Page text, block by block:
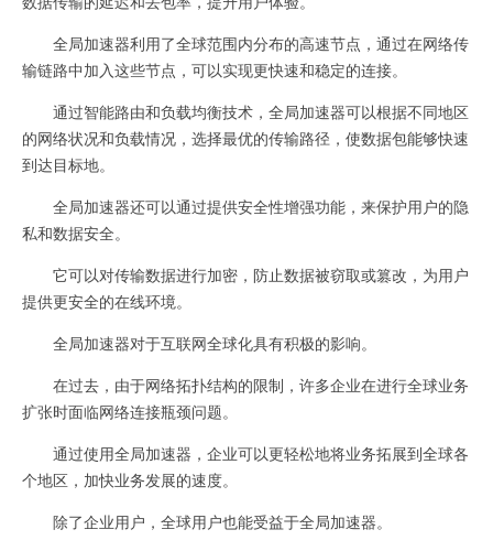
全局加速器利用了全球范围内分布的高速节点，通过在网络传
输链路中加入这些节点，可以实现更快速和稳定的连接。
通过智能路由和负载均衡技术，全局加速器可以根据不同地区
的网络状况和负载情况，选择最优的传输路径，使数据包能够快速
到达目标地。
全局加速器还可以通过提供安全性增强功能，来保护用户的隐
私和数据安全。
它可以对传输数据进行加密，防止数据被窃取或篡改，为用户
提供更安全的在线环境。
全局加速器对于互联网全球化具有积极的影响。
在过去，由于网络拓扑结构的限制，许多企业在进行全球业务
扩张时面临网络连接瓶颈问题。
通过使用全局加速器，企业可以更轻松地将业务拓展到全球各
个地区，加快业务发展的速度。
除了企业用户，全球用户也能受益于全局加速器。